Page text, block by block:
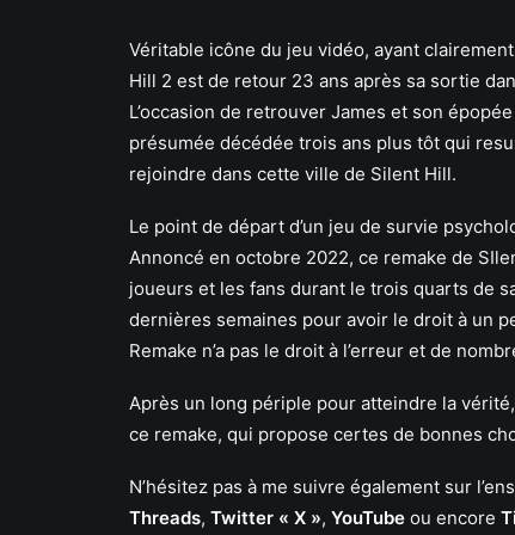
Véritable icône du jeu vidéo, ayant
Hill 2 est de retour 23 ans après sa sortie
L’occasion de retrouver James et son
présumée décédée trois ans plus tôt qui
rejoindre dans cette ville de Silent Hill.
Le point de départ d’un jeu de survie
Annoncé en octobre 2022, ce remake de
joueurs et les fans durant le trois quarts de
dernières semaines pour avoir le droit à un
Remake n’a pas le droit à l’erreur et de
Après un long périple pour atteindre la
ce remake, qui propose certes de bonnes
N’hésitez pas à me suivre également sur
Threads, Twitter « X », YouTube ou encore